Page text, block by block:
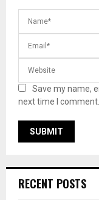
Save my name,
next time I comment.
RECENT POSTS